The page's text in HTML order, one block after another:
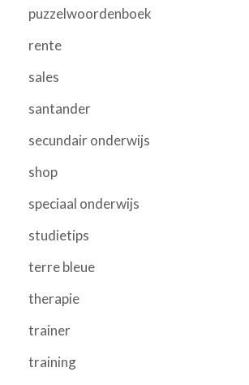
puzzelwoordenboek
rente
sales
santander
secundair onderwijs
shop
speciaal onderwijs
studietips
terre bleue
therapie
trainer
training